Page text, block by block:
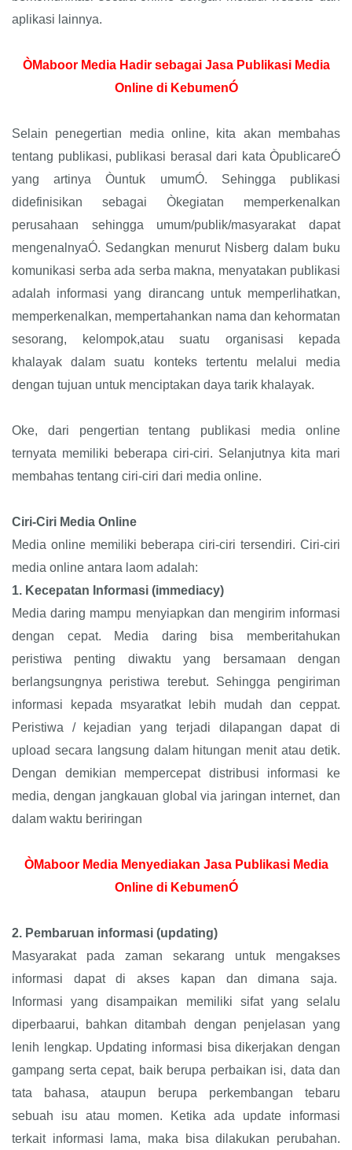
aplikasi lainnya.
ÒMaboor Media Hadir sebagai Jasa Publikasi Media
Online di KebumenÓ
Selain penegertian media online, kita akan membahas
tentang publikasi, publikasi berasal dari kata ÒpublicareÓ
yang artinya Òuntuk umumÓ. Sehingga publikasi
didefinisikan sebagai Òkegiatan memperkenalkan
perusahaan sehingga umum/publik/masyarakat dapat
mengenalnyaÓ. Sedangkan menurut Nisberg dalam buku
komunikasi serba ada serba makna, menyatakan publikasi
adalah informasi yang dirancang untuk memperlihatkan,
memperkenalkan, mempertahankan nama dan kehormatan
sesorang, kelompok,atau suatu organisasi kepada
khalayak dalam suatu konteks tertentu melalui media
dengan tujuan untuk menciptakan daya tarik khalayak.
Oke, dari pengertian tentang publikasi media online
ternyata memiliki beberapa ciri-ciri. Selanjutnya kita mari
membahas tentang ciri-ciri dari media online.
Ciri-Ciri Media Online
Media online memiliki beberapa ciri-ciri tersendiri. Ciri-ciri
media online antara laom adalah:
1. Kecepatan Informasi (immediacy)
Media daring mampu menyiapkan dan mengirim informasi
dengan cepat. Media daring bisa memberitahukan
peristiwa penting diwaktu yang bersamaan dengan
berlangsungnya peristiwa terebut. Sehingga pengiriman
informasi kepada msyaratkat lebih mudah dan ceppat.
Peristiwa / kejadian yang terjadi dilapangan dapat di
upload secara langsung dalam hitungan menit atau detik.
Dengan demikian mempercepat distribusi informasi ke
media, dengan jangkauan global via jaringan internet, dan
dalam waktu beriringan
ÒMaboor Media Menyediakan Jasa Publikasi Media
Online di KebumenÓ
2. Pembaruan informasi (updating)
Masyarakat pada zaman sekarang untuk mengakses
informasi dapat di akses kapan dan dimana saja.
Informasi yang disampaikan memiliki sifat yang selalu
diperbaarui, bahkan ditambah dengan penjelasan yang
lenih lengkap. Updating informasi bisa dikerjakan dengan
gampang serta cepat, baik berupa perbaikan isi, data dan
tata bahasa, ataupun berupa perkembangan tebaru
sebuah isu atau momen. Ketika ada update informasi
terkait informasi lama, maka bisa dilakukan perubahan.